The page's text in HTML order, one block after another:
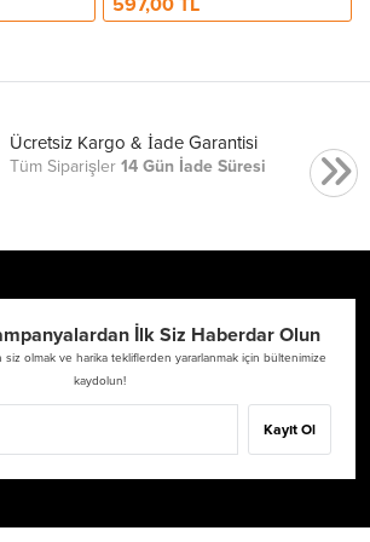
Ücretsiz Kargo & İade Garantisi
Tüm Siparişler14 Gün İade Süresi
İlk Siz Haberdar Olun
olmak ve harika tekliflerden yararlanmak için bültenimize
kaydolun!
Kayıt Ol